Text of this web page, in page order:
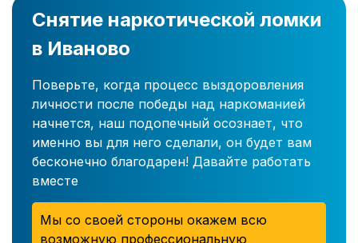
Снятие наркотической ломки
в Иваново
Поверьте, когда процесс выздоровления
личности после победы над наркоманией
начнется, наш подопечный осознает, что
именно вы для него сделали, он будет вам
бесконечно благодарен! Давайте работать
вместе
Мы со своей стороны окажем всю
возможную профессиональную